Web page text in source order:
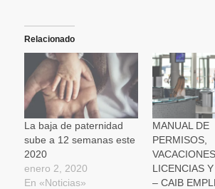
Twitter
(Se
en
una
ventana
nueva)
en
una
ventana
nueva)
en
una
ventana
nueva)
ventana
nueva) a
un
(Se
abre
en
una
nueva)
Relacionado
La baja de paternidad
sube a 12 semanas este
2020
enero 2, 2020
En «Noticias»
MANUAL DE
PERMISOS,
VACACIONES,
LICENCIAS
– CAIB